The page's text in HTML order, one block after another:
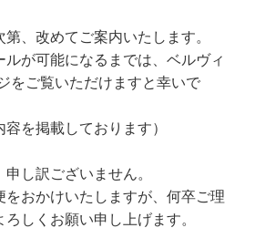
、改めてご案内いたします。
ルが可能になるまでは、ベルヴィ
をご覧いただけますと幸いで
容を掲載しております）
し訳ございません。
をおかけいたしますが、何卒ご理
しくお願い申し上げます。